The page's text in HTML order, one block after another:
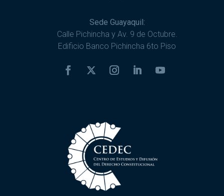
Sede Guayaquil:
Calle Pichincha y Av. 9 de Octubre.
Edificio Banco Pichincha 6to Piso